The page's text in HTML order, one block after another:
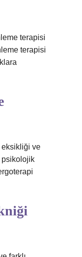
terapisi
terapisi
ve
psikolojik